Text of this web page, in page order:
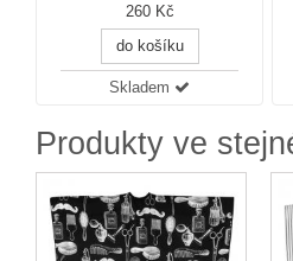
260 Kč
do košíku
Skladem
Produkty ve